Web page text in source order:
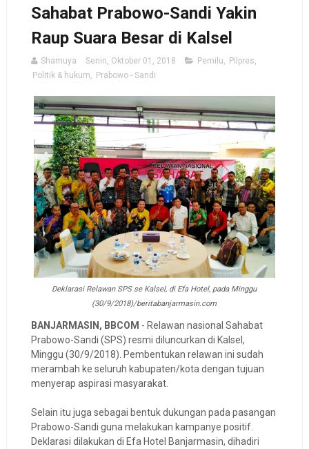
Sahabat Prabowo-Sandi Yakin
Raup Suara Besar di Kalsel
Shamuya Senin, Oktober 01, 2018 Pemilu, Pilpres,
Politik & hukum, Prabowo - Sandi
Deklarasi Relawan SPS se Kalsel, di Efa Hotel, pada Minggu
(30/9/2018)/beritabanjarmasin.com
BANJARMASIN, BBCOM - Relawan nasional Sahabat
Prabowo-Sandi (SPS) resmi diluncurkan di Kalsel,
Minggu (30/9/2018). Pembentukan relawan ini sudah
merambah ke seluruh kabupaten/kota dengan tujuan
menyerap aspirasi masyarakat.
Selain itu juga sebagai bentuk dukungan pada pasangan
Prabowo-Sandi guna melakukan kampanye positif.
Deklarasi dilakukan di Efa Hotel Banjarmasin, dihadiri